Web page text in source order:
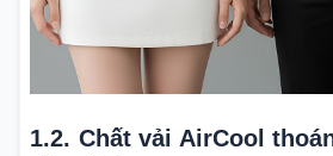
1.2. Chất vải AirCool